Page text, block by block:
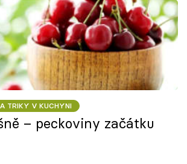
TRIKY V KUCHYNI
– peckoviny začátku